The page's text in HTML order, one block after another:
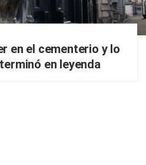
en el cementerio y lo
en leyenda